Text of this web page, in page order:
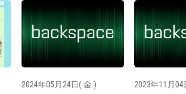
2024年05月24日( 金 ) 2023年11月04